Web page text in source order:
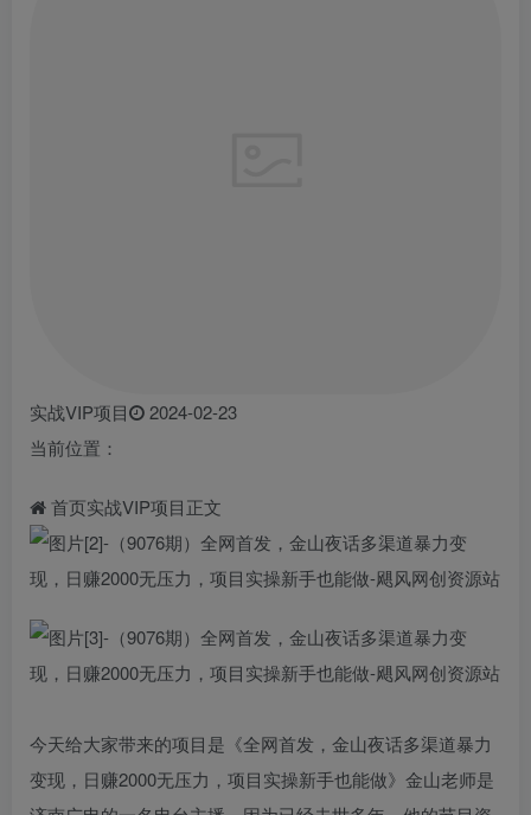
实战VIP项目
2024-02-23
当前位置：
首页实战VIP项目正文
今天给大家带来的项目是《全网首发，金山夜话多渠道暴力
变现，日赚2000无压力，项目实操新手也能做》金山老师是